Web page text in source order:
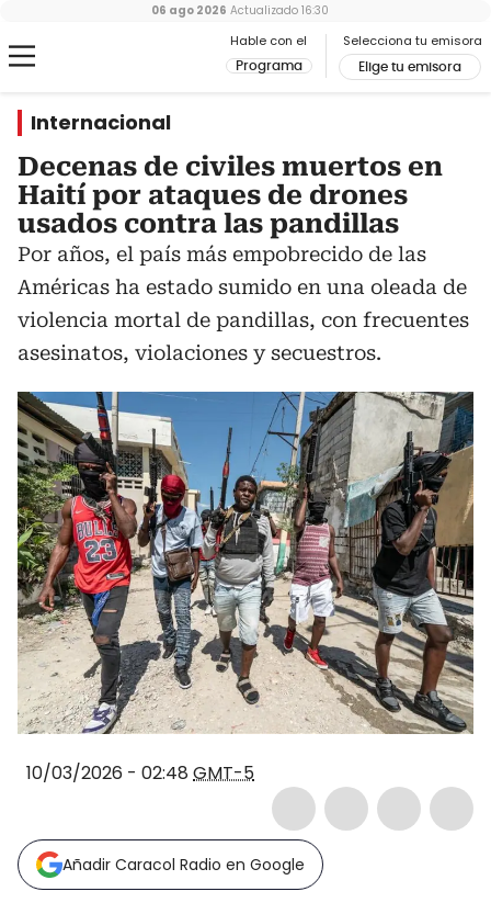
Hable con el
Programa
Selecciona tu emisora
Elige tu emisora
06 ago 2026 Actualizado 16:30
Internacional
Decenas de civiles muertos en
Haití por ataques de drones
usados contra las pandillas
Por años, el país más empobrecido de las
Américas ha estado sumido en una oleada de
violencia mortal de pandillas, con frecuentes
asesinatos, violaciones y secuestros.
10/03/2026 - 02:48 GMT-5
Añadir Caracol Radio en Google